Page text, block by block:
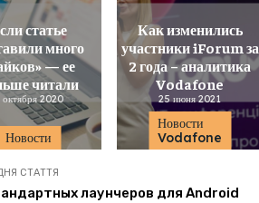
Новости
статье
много
— ее
читали
октября 2020
Новости
Vodafone
Как изменились
участники iForum за
2 года – аналитика
Vodafone
25 июня 2021
СТАТТЯ
лаунчеров для Android